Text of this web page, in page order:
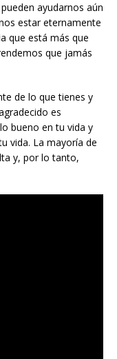
ayudarnos aún
estar eternamente
que está más que
que jamás
de lo que tienes y
es
bueno en tu vida y
vida. La mayoría de
y, por lo tanto,